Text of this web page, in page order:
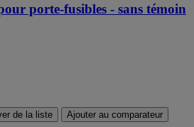
porte-fusibles - sans témoin
de la liste Ajouter au comparateur